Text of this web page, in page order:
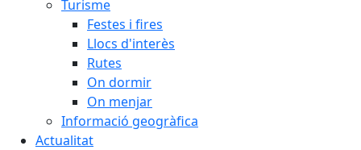
Turisme
Festes i fires
Llocs d'interès
Rutes
On dormir
On menjar
Informació geogràfica
Actualitat